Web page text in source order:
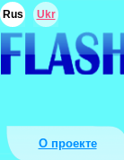
О проекте
Rus Ukr